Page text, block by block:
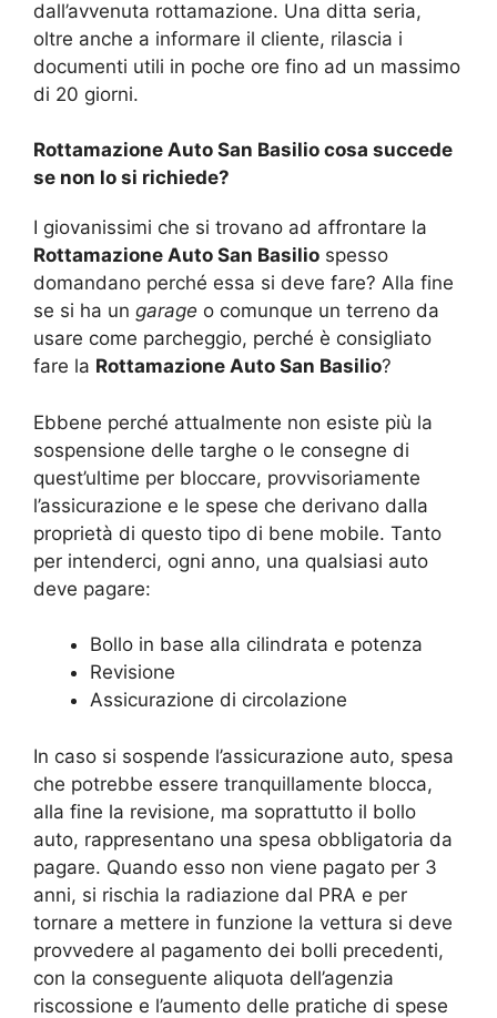
dall’avvenuta rottamazione. Una ditta seria,
oltre anche a informare il cliente, rilascia i
documenti utili in poche ore fino ad un massimo
di 20 giorni.
Rottamazione Auto San Basilio cosa succede
se non lo si richiede?
I giovanissimi che si trovano ad affrontare la
Rottamazione Auto San Basilio spesso
domandano perché essa si deve fare? Alla fine
se si ha un garage o comunque un terreno da
usare come parcheggio, perché è consigliato
fare la Rottamazione Auto San Basilio?
Ebbene perché attualmente non esiste più la
sospensione delle targhe o le consegne di
quest’ultime per bloccare, provvisoriamente
l’assicurazione e le spese che derivano dalla
proprietà di questo tipo di bene mobile. Tanto
per intenderci, ogni anno, una qualsiasi auto
deve pagare:
Bollo in base alla cilindrata e potenza
Revisione
Assicurazione di circolazione
In caso si sospende l’assicurazione auto, spesa
che potrebbe essere tranquillamente blocca,
alla fine la revisione, ma soprattutto il bollo
auto, rappresentano una spesa obbligatoria da
pagare. Quando esso non viene pagato per 3
anni, si rischia la radiazione dal PRA e per
tornare a mettere in funzione la vettura si deve
provvedere al pagamento dei bolli precedenti,
con la conseguente aliquota dell’agenzia
riscossione e l’aumento delle pratiche di spese